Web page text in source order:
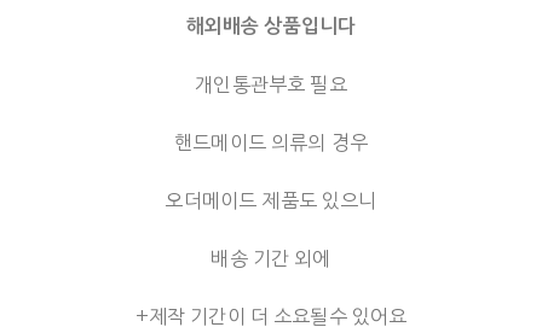
해외배송 상품입니다
개인통관부호 필요
핸드메이드 의류의 경우
오더메이드 제품도 있으니
배송 기간 외에
+제작 기간이 더 소요될수 있어요